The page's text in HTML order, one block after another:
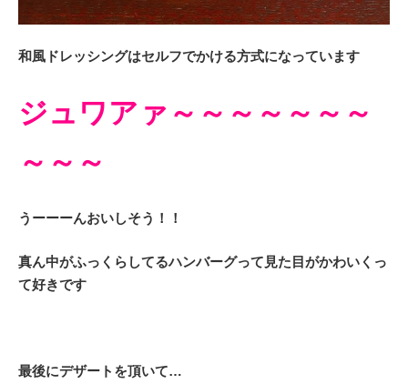
和風ドレッシングはセルフでかける方式になっています
ジュワアァ～～～～～～～
～～～
うーーーんおいしそう！！
真ん中がふっくらしてるハンバーグって見た目がかわいくっ
て好きです
最後にデザートを頂いて…